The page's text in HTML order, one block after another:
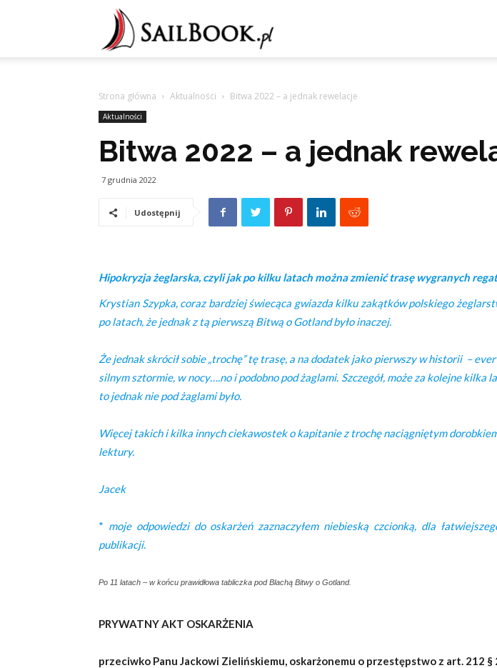
Strona główna Aktualności Bitwa 2022 – a jednak rewelacje
Aktualności
Bitwa 2022 – a jednak
7 grudnia 2022
Udostępnij
Hipokryzja żeglarska, czyli jak po kilku latach można zmienić trasę wygranych
Krystian Szypka, coraz bardziej świecąca gwiazda kilku zakątków polskiego
po latach, że jednak z tą pierwszą Bitwą o Gotland było inaczej.
Że jednak skrócił sobie „trochę” tę trasę, a na dodatek jako pierwszy w historii – ever
silnym sztormie, w nocy….no i podobno pod żaglami. Szczegół, może za kolejne kilka
to jednak nie pod żaglami było.
Więcej takich i kilka innych ciekawostek o kapitanie z trochę naciągniętym
lektury.
Jacek
* moje odpowiedzi do oskarżeń zaznaczyłem niebieską czcionką, dla
publikacji.
Po 11 latach – w końcu prawidłowa tabliczka pod Blachą Bitwy o Gotland.
PRYWATNY AKT OSKARŻENIA
przeciwko Panu Jackowi Zielińskiemu, oskarżonemu o przestępstwo z art. 212 §